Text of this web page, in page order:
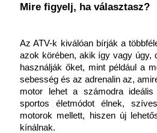
Mire figyelj, ha választasz?
Az ATV-k kiválóan bírják a
azok körében, akik így vagy úgy,
használják őket, mint például a
sebesség és az adrenalin az,
motor lehet a számodra
sportos életmódot élnek,
motorok mellett, hiszen új
kínálnak.